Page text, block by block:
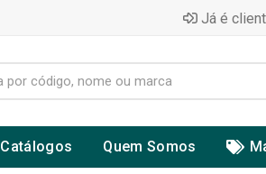
Já é
Catálogos Quem Somos